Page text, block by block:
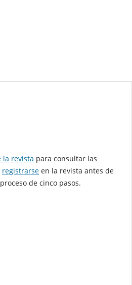
la revista para consultar las
registrarse en la revista antes de
de cinco pasos.